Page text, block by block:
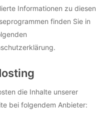
Informationen zu diesen
finden Sie in
die Inhalte unserer
bei folgendem Anbieter: